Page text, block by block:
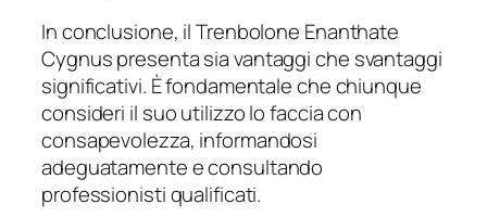
In conclusione, il Trenbolone Enanthate
Cygnus presenta sia vantaggi che svantaggi
significativi. È fondamentale che chiunque
consideri il suo utilizzo lo faccia con
consapevolezza, informandosi
adeguatamente e consultando
professionisti qualificati.